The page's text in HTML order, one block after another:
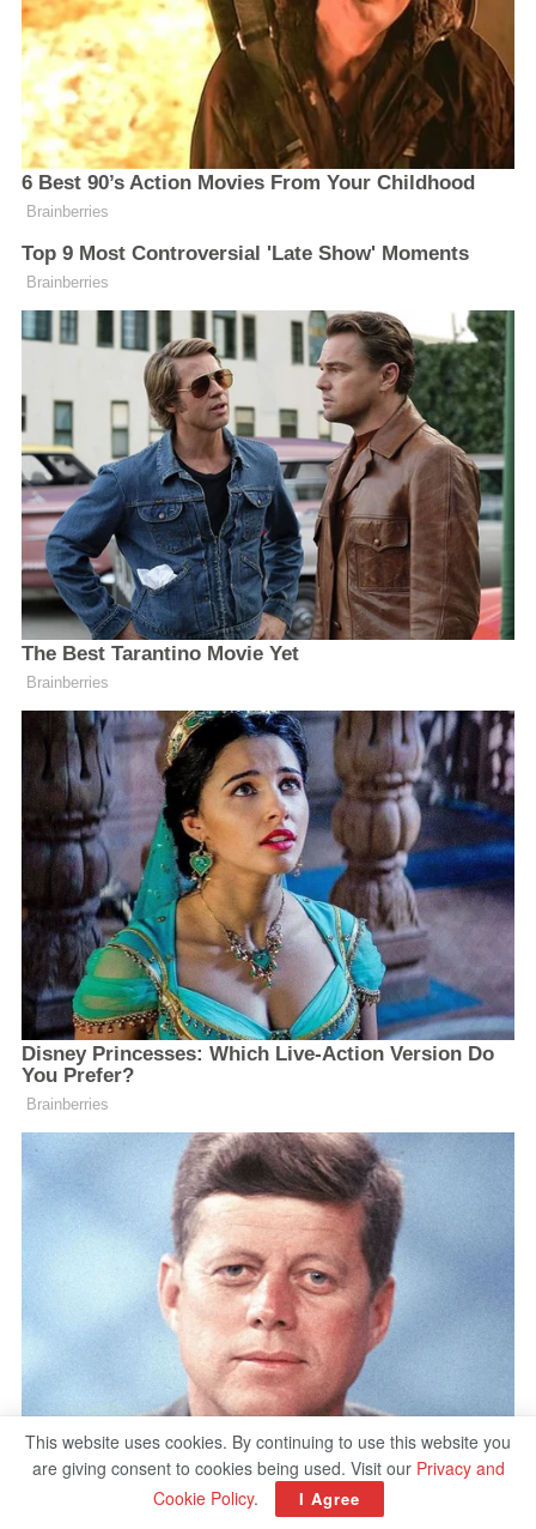
This website uses cookies. By continuing to use this website you
are giving consent to cookies being used. Visit our Privacy and
Cookie Policy. I Agree